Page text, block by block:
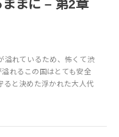
ままに – 第2章
溢れているため、怖くて渋
れるこの国はとても安全
ると決めた浮かれた大人代